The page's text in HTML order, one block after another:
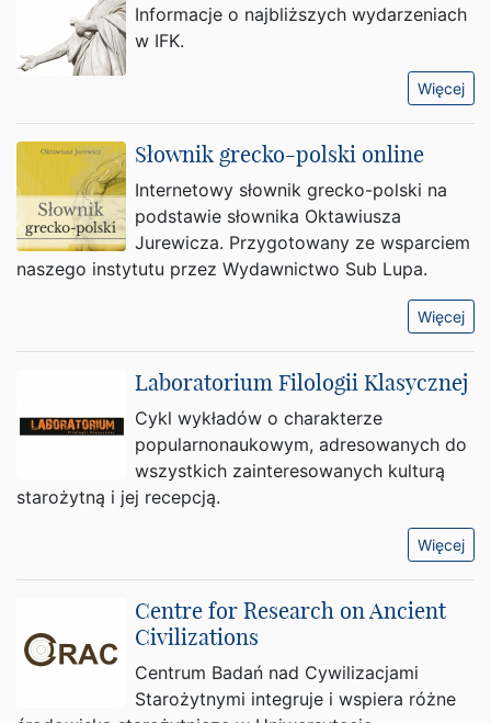
Informacje o najbliższych wydarzeniach
w IFK.
Więcej
Słownik grecko-polski online
Internetowy słownik grecko-polski na
podstawie słownika Oktawiusza
Jurewicza. Przygotowany ze wsparciem
naszego instytutu przez Wydawnictwo Sub Lupa.
Więcej
Laboratorium Filologii Klasycznej
Cykl wykładów o charakterze
popularnonaukowym, adresowanych do
wszystkich zainteresowanych kulturą
starożytną i jej recepcją.
Więcej
Centre for Research on Ancient
Civilizations
Centrum Badań nad Cywilizacjami
Starożytnymi integruje i wspiera różne